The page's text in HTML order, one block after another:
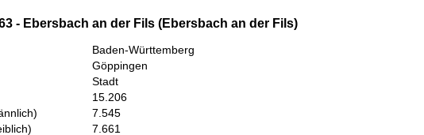
- Ebersbach an der Fils (Ebersbach an der Fils)
Baden-Württemberg
Göppingen
Stadt
15.206
7.545
7.661